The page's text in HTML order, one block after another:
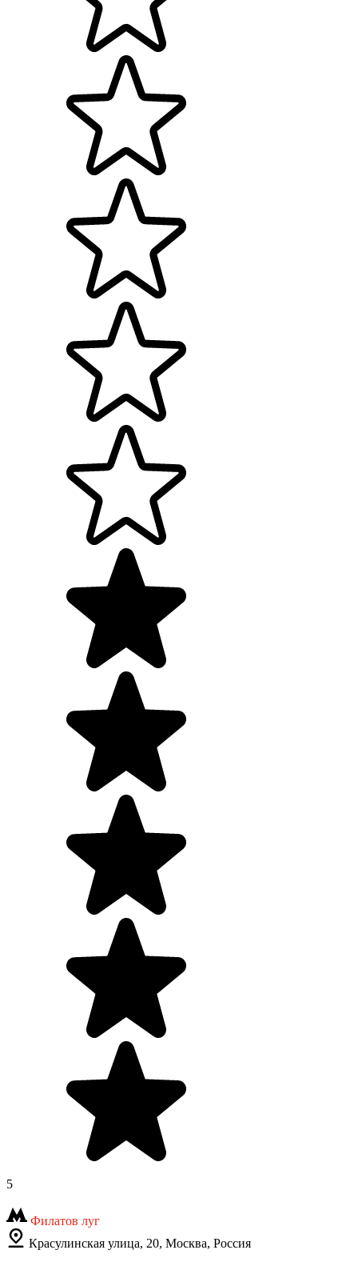
5
Филатов луг
Красулинская улица, 20, Москва, Россия